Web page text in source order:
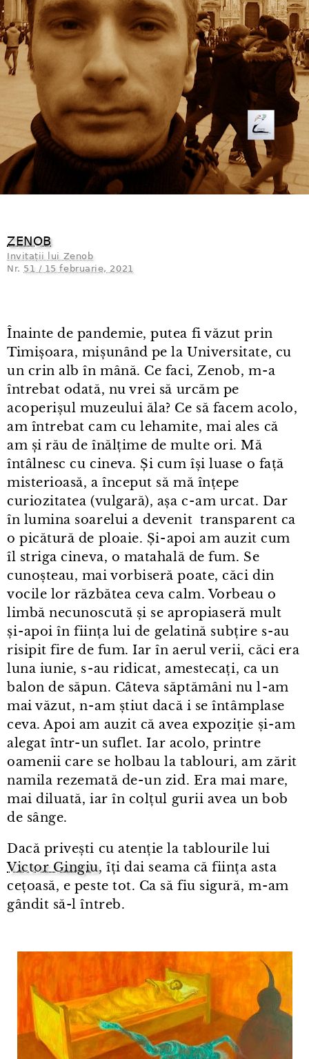
ZENOB
Invitații lui Zenob
Nr. 51 / 15 februarie, 2021
Înainte de pandemie, putea fi văzut prin
Timișoara, mișunând pe la Universitate, cu
un crin alb în mână. Ce faci, Zenob, m⁠-⁠a
întrebat odată, nu vrei să urcăm pe
acoperișul muzeului ăla? Ce să facem acolo,
am întrebat cam cu lehamite, mai ales că
am și rău de înălțime de multe ori. Mă
întâlnesc cu cineva. Și cum își luase o față
misterioasă, a început să mă înțepe
curiozitatea (vulgară), așa c⁠-⁠am urcat. Dar
în lumina soarelui a devenit transparent ca
o picătură de ploaie. Și⁠-⁠apoi am auzit cum
îl striga cineva, o matahală de fum. Se
cunoșteau, mai vorbiseră poate, căci din
vocile lor răzbătea ceva calm. Vorbeau o
limbă necunoscută și se apropiaseră mult
și⁠-⁠apoi în ființa lui de gelatină subțire s⁠-⁠au
risipit fire de fum. Iar în aerul verii, căci era
luna iunie, s⁠-⁠au ridicat, amestecați, ca un
balon de săpun. Câteva săptămâni nu l⁠-⁠am
mai văzut, n⁠-⁠am știut dacă i se întâmplase
ceva. Apoi am auzit că avea expoziție și⁠-⁠am
alegat într⁠-⁠un suflet. Iar acolo, printre
oamenii care se holbau la tablouri, am zărit
namila rezemată de⁠-⁠un zid. Era mai mare,
mai diluată, iar în colțul gurii avea un bob
de sânge.
Dacă privești cu atenție la tablourile lui
Victor Gingiu, îți dai seama că ființa asta
cețoasă, e peste tot. Ca să fiu sigură, m⁠-⁠am
gândit să-l întreb.